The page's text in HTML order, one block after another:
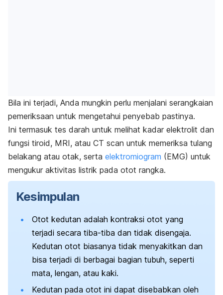
Bila ini terjadi, Anda mungkin perlu menjalani serangkaian
pemeriksaan untuk mengetahui penyebab pastinya.
Ini termasuk tes darah untuk melihat kadar elektrolit dan
fungsi tiroid, MRI, atau CT scan untuk memeriksa tulang
belakang atau otak, serta elektromiogram (EMG) untuk
mengukur aktivitas listrik pada otot rangka.
Kesimpulan
Otot kedutan adalah kontraksi otot yang
terjadi secara tiba-tiba dan tidak disengaja.
Kedutan otot biasanya tidak menyakitkan dan
bisa terjadi di berbagai bagian tubuh, seperti
mata, lengan, atau kaki.
Kedutan pada otot ini dapat disebabkan oleh